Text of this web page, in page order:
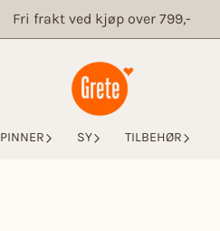
Fri frakt ved kjøp over 799,-
PINNER SY TILBEHØR